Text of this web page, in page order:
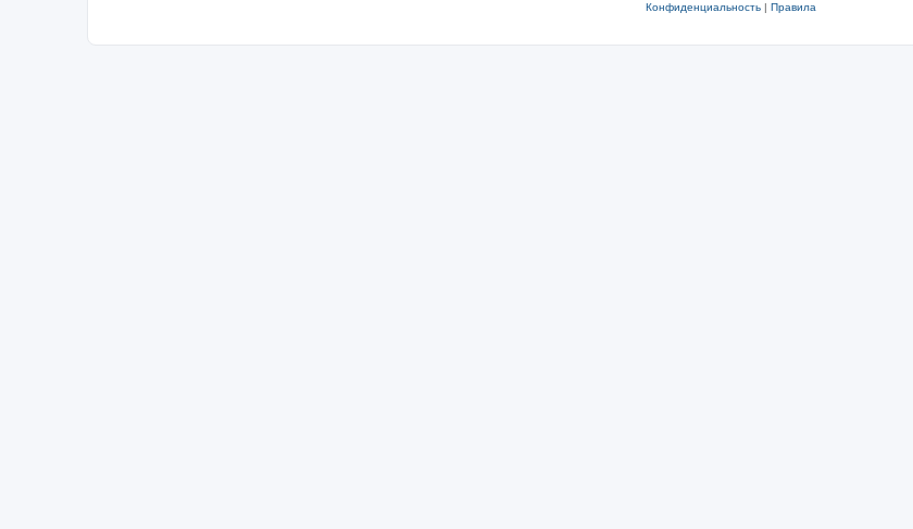
Конфиденциальность| Правила